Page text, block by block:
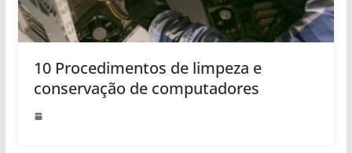
10 Procedimentos de limpeza e
conservação de computadores